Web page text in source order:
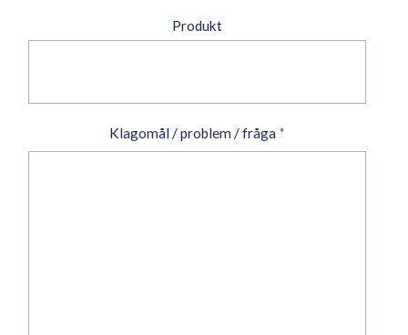
Produkt
Klagomål / problem / fråga *